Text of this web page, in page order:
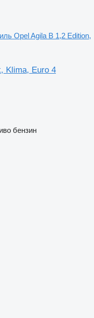
Opel Agila B 1,2 Edition,
Klima, Euro 4
бензин